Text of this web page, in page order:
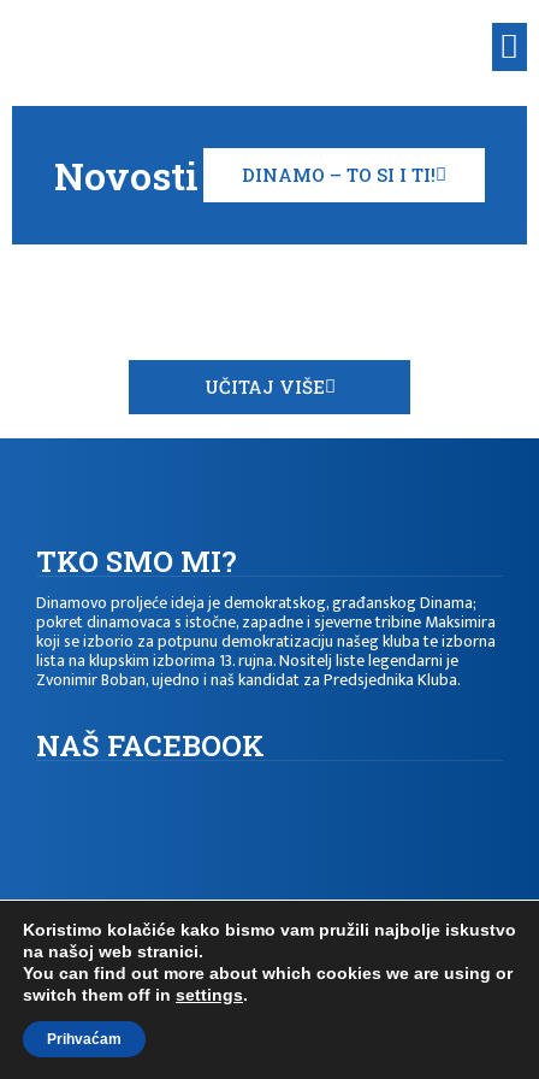
Novosti DINAMO – TO SI I TI!
UČITAJ VIŠE
TKO SMO MI?
Dinamovo proljećeideja je demokratskog, građanskog Dinama;
pokret dinamovaca s istočne, zapadne i sjeverne tribine Maksimira
koji se izborio za potpunu demokratizaciju našeg kluba te izborna
lista na klupskim izborima 13. rujna. Nositelj liste legendarni je
Zvonimir Boban, ujedno i naš kandidat za Predsjednika Kluba.
NAŠ FACEBOOK
Koristimo kolačiće kako bismo vam pružili najbolje iskustvo
na našoj web stranici.
You can find out more about which cookies we are using or
switch them off in settings.
Prihvaćam